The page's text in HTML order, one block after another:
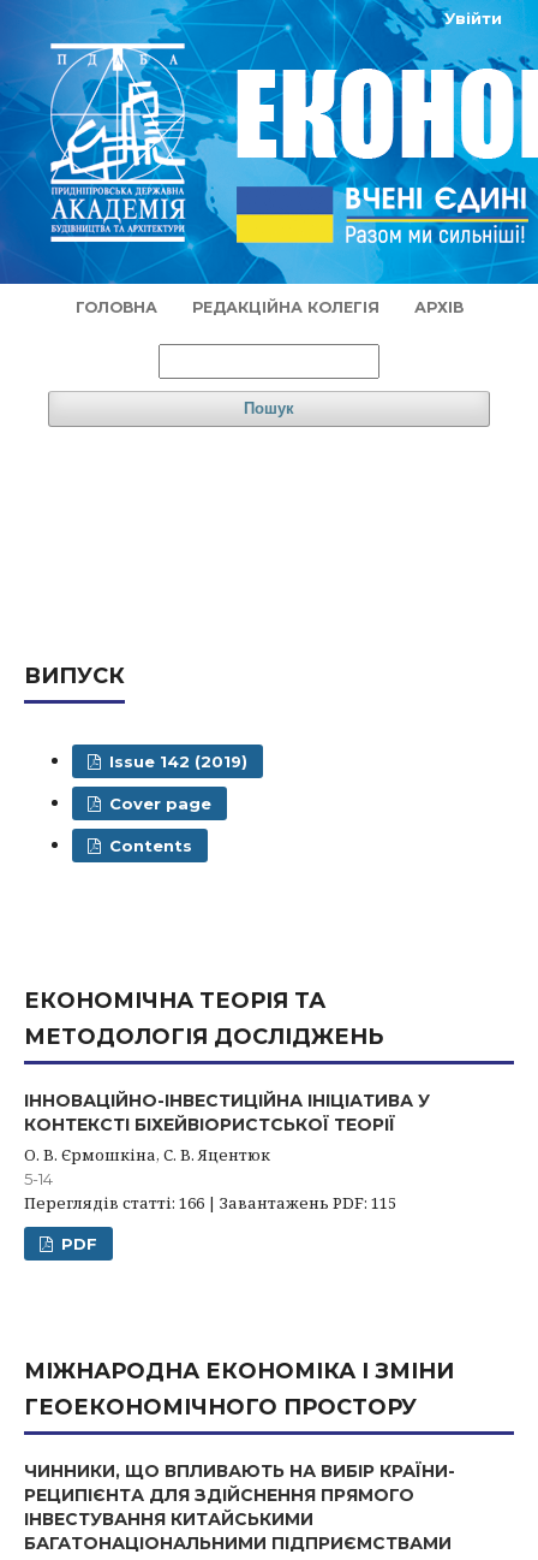
ГОЛОВНА РЕДАКЦІЙНА КОЛЕГІЯ АРХІВ
Пошук
Увійти
ВИПУСК
Issue 142 (2019)
Cover page
Contents
ЕКОНОМІЧНА ТЕОРІЯ ТА
МЕТОДОЛОГІЯ ДОСЛІДЖЕНЬ
ІННОВАЦІЙНО-ІНВЕСТИЦІЙНА ІНІЦІАТИВА У
КОНТЕКСТІ БІХЕЙВІОРИСТСЬКОЇ ТЕОРІЇ
О. В. Єрмошкіна, С. В. Яцентюк
5-14
Переглядів статті: 166 | Завантажень PDF: 115
PDF
МІЖНАРОДНА ЕКОНОМІКА І ЗМІНИ
ГЕОЕКОНОМІЧНОГО ПРОСТОРУ
ЧИННИКИ, ЩО ВПЛИВАЮТЬ НА ВИБІР КРАЇНИ-
РЕЦИПІЄНТА ДЛЯ ЗДІЙСНЕННЯ ПРЯМОГО
ІНВЕСТУВАННЯ КИТАЙСЬКИМИ
БАГАТОНАЦІОНАЛЬНИМИ ПІДПРИЄМСТВАМИ